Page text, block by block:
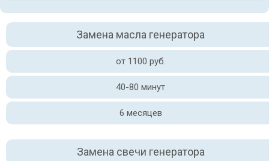
Замена масла генератора
от 1100 руб.
40-80 минут
6 месяцев
Замена свечи генератора